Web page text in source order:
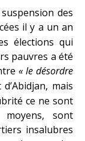
des
il y a un an
élections qui
pauvres a été
« le désordre
mais
ce ne sont
sont
insalubres